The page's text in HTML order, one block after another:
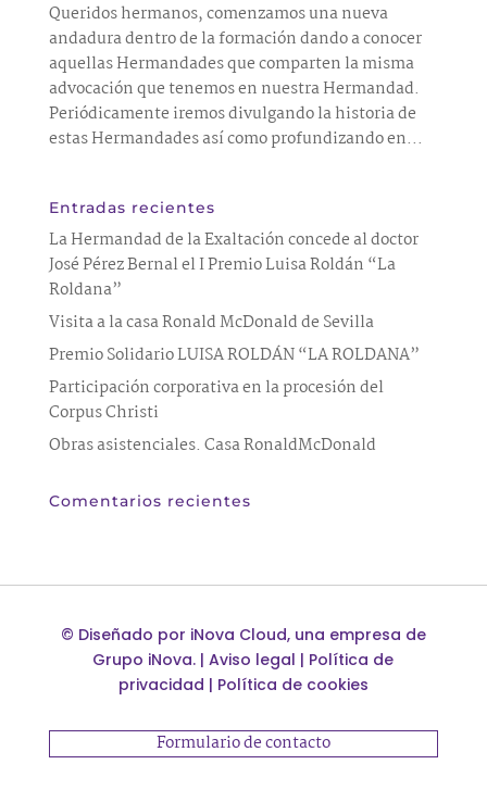
Queridos hermanos, comenzamos una nueva
andadura dentro de la formación dando a conocer
aquellas Hermandades que comparten la misma
advocación que tenemos en nuestra Hermandad.
Periódicamente iremos divulgando la historia de
estas Hermandades así como profundizando en...
Entradas recientes
La Hermandad de la Exaltación concede al doctor
José Pérez Bernal el I Premio Luisa Roldán “La
Roldana”
Visita a la casa Ronald McDonald de Sevilla
Premio Solidario LUISA ROLDÁN “LA ROLDANA”
Participación corporativa en la procesión del
Corpus Christi
Obras asistenciales. Casa RonaldMcDonald
Comentarios recientes
© Diseñado por iNova Cloud, una empresa de
Grupo iNova. |Aviso legal | Política de
privacidad | Política de cookies
Formulario de contacto